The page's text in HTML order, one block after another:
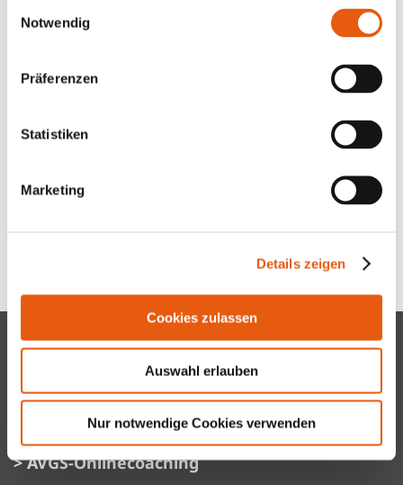
Notwendig
Präferenzen
Statistiken
Marketing
Details zeigen
Cookies zulassen
Auswahl erlauben
Nur notwendige Cookies verwenden
E-Mail Adresse (optional)
> Gründungscoaching
> AVGS-Coaching Erfahrungen
> AVGS-Onlinecoaching